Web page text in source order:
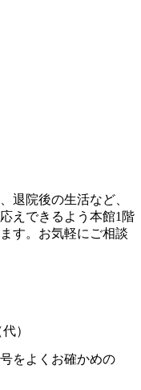
退院後の生活など、
えできるよう本館1階
す。お気軽にご相談
代）
をよくお確かめの